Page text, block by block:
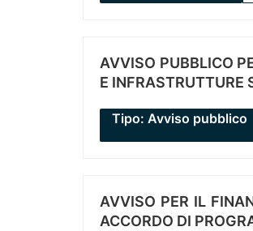
AVVISO PUBBLICO
E INFRASTRUTTURE
Tipo: Avviso pubblico
AVVISO PER IL
ACCORDO DI